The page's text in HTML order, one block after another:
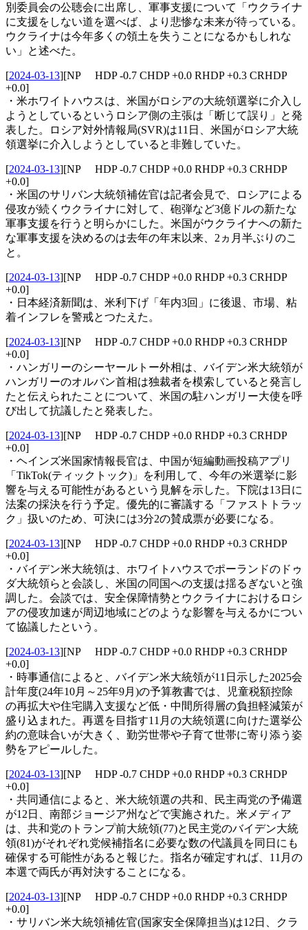
別委員会の公聴会に出席し、軍事支援について「ウクライナ
に支援をしない道を選べば、より悲惨な未来が待っている。
ウクライナは今年多くの領土を失うことになるかもしれな
い」と述べた。
[2024-03-13][NP HDP -0.7 CHDP +0.0 RHDP +0.3 CRHDP
+0.0]
・米ホワイトハウスは、米国がロシアの大統領選挙に介入し
ようとしているというロシア側の主張は「断じて誤り」と発
表した。ロシア対外情報局(SVR)は11日、米国がロシア大統
領選挙に介入しようとしていると非難していた。
[2024-03-13][NP HDP -0.7 CHDP +0.0 RHDP +0.3 CRHDP
+0.0]
・米国のサリバン大統領補佐官は記者会見で、ロシアによる
侵攻が続くウクライナに対して、砲弾など3億ドルの新たな
軍事支援を行うと明らかにした。米国がウクライナへの新た
な軍事支援を決めるのは去年の年末以来、2ヵ月半ぶりのこ
と。
[2024-03-13][NP HDP -0.7 CHDP +0.0 RHDP +0.3 CRHDP
+0.0]
・日本経済新聞は、米利下げ「年内3回」に後退、市場、粘
着インフレを警戒とつたえた。
[2024-03-13][NP HDP -0.7 CHDP +0.0 RHDP +0.3 CRHDP
+0.0]
・ハンガリーのシーヤールトー外相は、バイデン米大統領が
ハンガリーのオルバン首相は独裁者を模索していると発言し
たと伝えられたことについて、米国の駐ハンガリー大使を呼
び出して抗議したと発表した。
[2024-03-13][NP HDP -0.7 CHDP +0.0 RHDP +0.3 CRHDP
+0.0]
・ヘインズ米国家情報長官は、中国が短編動画投稿アプリ
「TikTok(ティックトック)」を利用して、今年の米選挙に影
響を与える可能性があるという見解を示した。下院は13日に
法案の採決を行う予定。優先的に審議する「ファストトラッ
ク」扱いのため、可決には3分2の賛成票が必要になる。
[2024-03-13][NP HDP -0.7 CHDP +0.0 RHDP +0.3 CRHDP
+0.0]
・バイデン米大統領は、ホワイトハウスでポーランドのドゥ
ダ大統領らと会談し、米国の同国への支援は揺るぎないと強
調した。会談では、安全保障情勢とウクライナにおけるロシ
アの侵攻加速が周辺地域にどのような影響を与えるかについ
て協議したという。
[2024-03-13][NP HDP -0.7 CHDP +0.0 RHDP +0.3 CRHDP
+0.0]
・時事通信によると、バイデン米大統領が11日示した2025会
計年度(24年10月～25年9月)の予算教書では、児童税額控除
の再拡大や住宅購入支援など低・中間所得層の負担軽減策が
盛り込まれた。再選を目指す11月の大統領選に向けた選挙公
約の意味合いが大きく、勤労世帯や子育て世帯に寄り添う姿
勢をアピールした。
[2024-03-13][NP HDP -0.7 CHDP +0.0 RHDP +0.3 CRHDP
+0.0]
・共同通信によると、米大統領選の共和、民主両党の予備選
が12日、南部ジョージア州などで実施された。米メディア
は、共和党のトランプ前大統領(77)と民主党のバイデン大統
領(81)がそれぞれ党候補指名に必要な数の代議員を同日にも
確保する可能性があると報じた。指名が確定すれば、11月の
本選で両氏が再対決することになる。
[2024-03-13][NP HDP -0.7 CHDP +0.0 RHDP +0.3 CRHDP
+0.0]
・サリバン米大統領補佐官(国家安全保障担当)は12日、クラ